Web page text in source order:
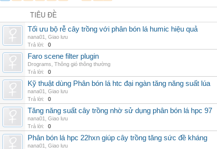
TIÊU ĐỀ
Tối ưu bộ rễ cây trồng với phân bón lá humic hiệu quả
nana01
Giao lưu
Trả lời:
0
Faro scene filter plugin
Drograms Thông gió thông thường
Trả lời:
0
Kỹ thuật dùng Phân bón lá htc đại ngàn tăng năng suất lúa
nana01
Giao lưu
Trả lời:
0
Tăng năng suất cây trồng nhờ sử dụng phân bón lá hpc 97
nana01
Giao lưu
Trả lời:
0
Phân bón lá hpc 22hxn giúp cây trồng tăng sức đề kháng
nana01
Giao lưu